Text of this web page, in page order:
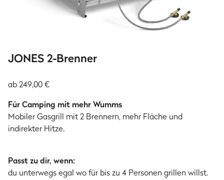
JONES 2-Brenner
ab 249,00 €
Für Camping mit mehr Wumms
Mobiler Gasgrill mit 2 Brennern, mehr Fläche und
indirekter Hitze.
Passt zu dir, wenn:
du unterwegs egal wo für bis zu 4 Personen grillen willst.